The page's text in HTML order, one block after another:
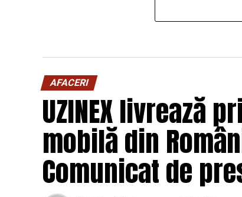
AFACERI
UZINEX livrează
mobilă din
Comunicat de